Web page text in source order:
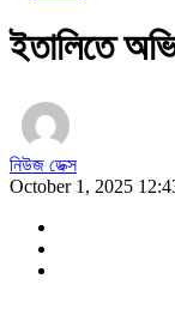
ইতালিতে
নিউজ ডেক্স
October 1, 2025